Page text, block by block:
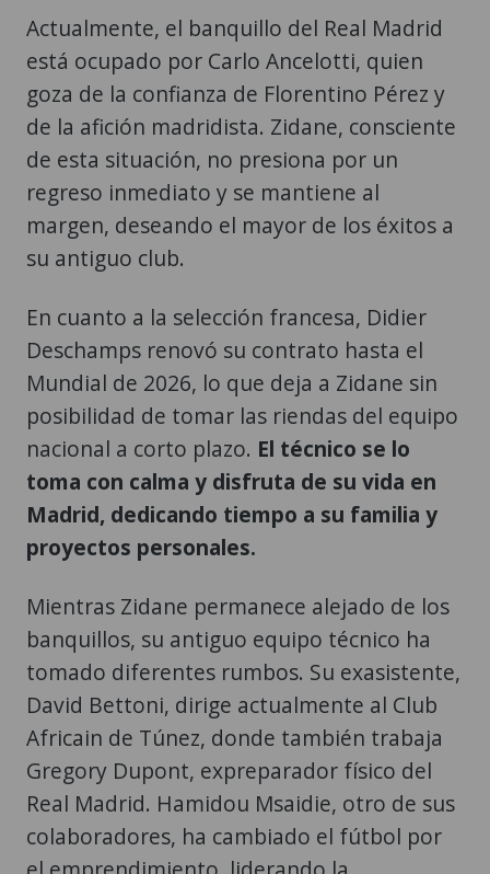
Actualmente, el banquillo del Real Madrid
está ocupado por Carlo Ancelotti, quien
goza de la confianza de Florentino Pérez y
de la afición madridista. Zidane, consciente
de esta situación, no presiona por un
regreso inmediato y se mantiene al
margen, deseando el mayor de los éxitos a
su antiguo club.
En cuanto a la selección francesa, Didier
Deschamps renovó su contrato hasta el
Mundial de 2026, lo que deja a Zidane sin
posibilidad de tomar las riendas del equipo
nacional a corto plazo. El técnico se lo
toma con calma y disfruta de su vida en
Madrid, dedicando tiempo a su familia y
proyectos personales.
Mientras Zidane permanece alejado de los
banquillos, su antiguo equipo técnico ha
tomado diferentes rumbos. Su exasistente,
David Bettoni, dirige actualmente al Club
Africain de Túnez, donde también trabaja
Gregory Dupont, expreparador físico del
Real Madrid. Hamidou Msaidie, otro de sus
colaboradores, ha cambiado el fútbol por